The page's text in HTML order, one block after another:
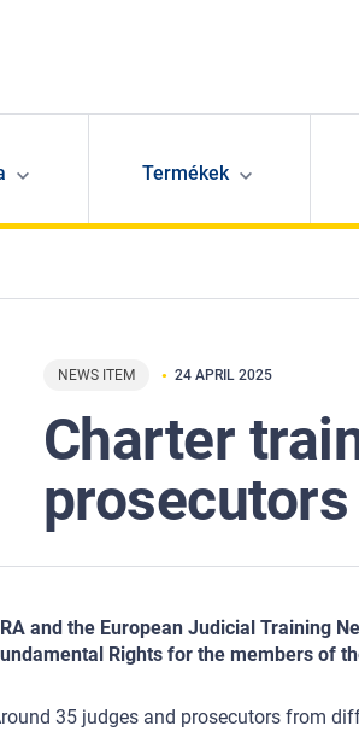
Termékek
NEWS ITEM 24 APRIL 2025
Charter
prosecutors
and the European Judicial Training
Rights for the members of
35 judges and prosecutors from